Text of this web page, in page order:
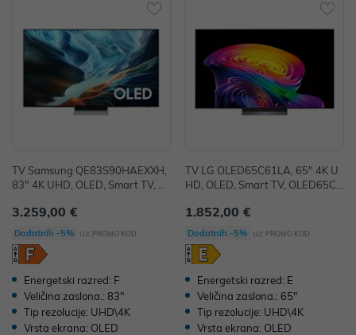
TV Samsung QE83S90HAEXXH,
83" 4K UHD, OLED, Smart TV, Q
3.259,00 €
Dodatnih -5% uz PROMO KOD
Energetski razred: F
Veličina zaslona.: 83"
Tip rezolucije: UHD\4K
Vrsta ekrana: OLED
TV LG OLED65C61LA, 65" 4K U
HD, OLED, Smart TV, OLED65C6
1.852,00 €
Dodatnih -5% uz PROMO KOD
Energetski razred: E
Veličina zaslona.: 65"
Tip rezolucije: UHD\4K
Vrsta ekrana: OLED